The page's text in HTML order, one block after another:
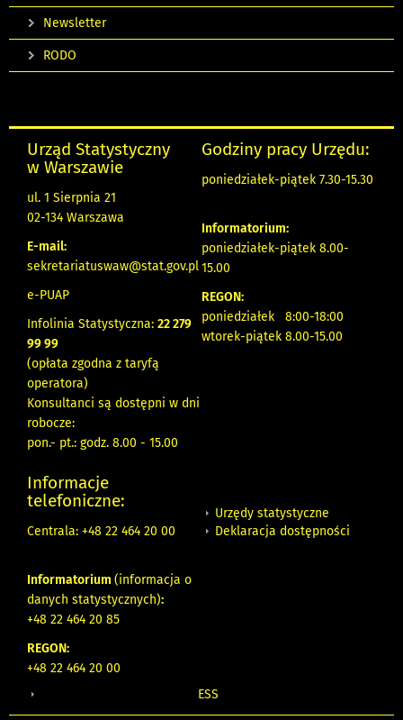
Newsletter
RODO
Urząd Statystyczny
w Warszawie
ul. 1 Sierpnia 21
02-134 Warszawa
E-mail:
sekretariatuswaw@stat.gov.pl
e-PUAP
Infolinia Statystyczna: 22 279
99 99
(opłata zgodna z taryfą
operatora)
Konsultanci są dostępni w dni
robocze:
pon.- pt.: godz. 8.00 - 15.00
Godziny pracy Urzędu:
poniedziałek-piątek 7.30-15.30
Informatorium:
poniedziałek-piątek 8.00-
15.00
REGON:
poniedziałek 8:00-18:00
wtorek-piątek 8.00-15.00
Informacje
telefoniczne:
Centrala: +48 22 464 20 00
Informatorium (informacja o
danych statystycznych):
+48 22 464 20 85
REGON:
+48 22 464 20 00
Urzędy statystyczne
Deklaracja dostępności
ESS